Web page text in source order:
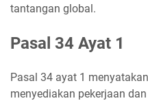
tantangan global.
Pasal 34 Ayat 1
Pasal 34 ayat 1
menyediakan pekerjaan